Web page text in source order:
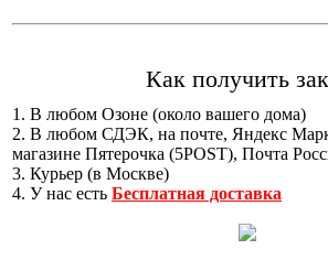
Как получить
1. В любом Озоне (около вашего дома)
2. В любом СДЭК, на почте, Яндекс
магазине Пятерочка (5POST), Почта
3. Курьер (в Москве)
4. У нас есть Бесплатная доставка